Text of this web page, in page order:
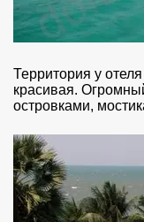
Территория у
красивая.
островками,